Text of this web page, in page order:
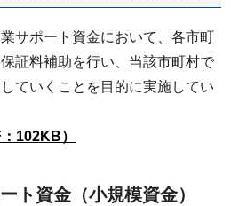
サポート資金において、各市町
証料補助を行い、当該市町村で
ていくことを目的に実施してい
102KB）
ト資金（小規模資金）